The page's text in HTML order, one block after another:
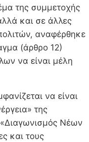
της συμμετοχής
και σε άλλες
αναφέρθηκε
(άρθρο 12)
να είναι μέλη
να είναι
της
Νέων
και τους